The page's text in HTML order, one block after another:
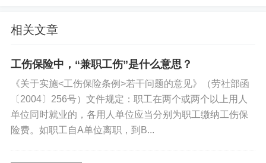
相关文章
工伤保险中，“兼职工伤”是什么意思？
《关于实施<工伤保险条例>若干问题的意见》（劳社部函
〔2004〕256号）文件规定：职工在两个或两个以上用人
单位同时就业的，各用人单位应当分别为职工缴纳工伤保
险费。如职工自A单位离职，到B...